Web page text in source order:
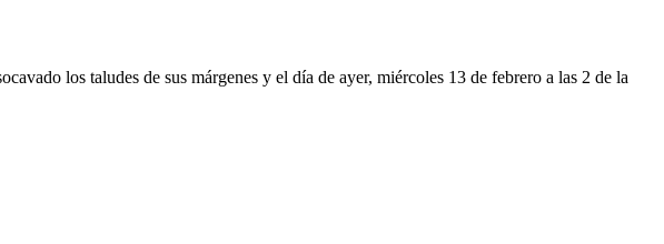
los taludes de sus márgenes y el día de ayer, miércoles 13 de febrero a las 2 de la